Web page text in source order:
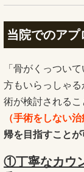
当院でのア
「骨がくっつい
方もいらっしゃ
術が検討されるこ
（手術をしない治
帰を目指すことが
①丁寧なカウ